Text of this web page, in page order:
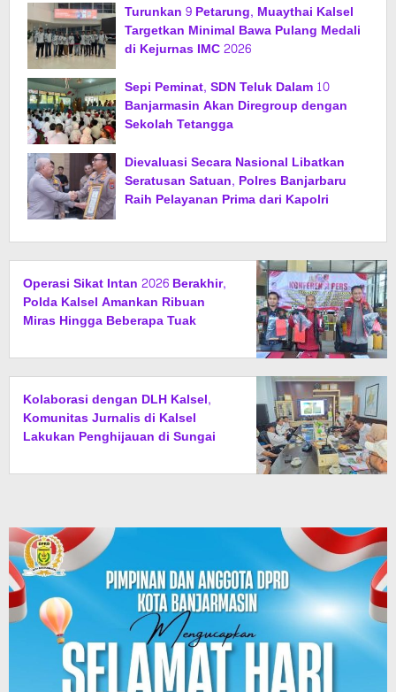
Turunkan 9 Petarung, Muaythai Kalsel
Targetkan Minimal Bawa Pulang Medali
di Kejurnas IMC 2026
Sepi Peminat, SDN Teluk Dalam 10
Banjarmasin Akan Diregroup dengan
Sekolah Tetangga
Dievaluasi Secara Nasional Libatkan
Seratusan Satuan, Polres Banjarbaru
Raih Pelayanan Prima dari Kapolri
Operasi Sikat Intan 2026 Berakhir,
Polda Kalsel Amankan Ribuan
Miras Hingga Beberapa Tuak
Kolaborasi dengan DLH Kalsel,
Komunitas Jurnalis di Kalsel
Lakukan Penghijauan di Sungai